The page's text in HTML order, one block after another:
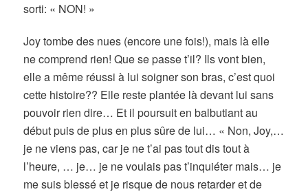
sorti: « NON! »
Joy tombe des nues (encore une fois!), mais là elle
ne comprend rien! Que se passe t’il? Ils vont bien,
elle a même réussi à lui soigner son bras, c’est quoi
cette histoire?? Elle reste plantée là devant lui sans
pouvoir rien dire… Et il poursuit en balbutiant au
début puis de plus en plus sûre de lui… « Non, Joy,…
je ne viens pas, car je ne t’ai pas tout dis tout à
l’heure, … je… je ne voulais pas t’inquiéter mais… je
me suis blessé et je risque de nous retarder et de